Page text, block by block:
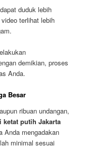
duduk lebih
terlihat lebih
demikian, proses
Anda.
Besar
ribuan undangan,
putih Jakarta
Anda mengadakan
minimal sesuai